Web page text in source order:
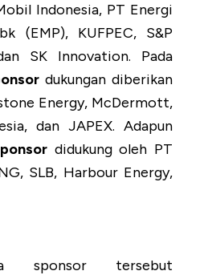
Indonesia, PT Energi
(EMP), KUFPEC, S&P
SK Innovation. Pada
dukungan diberikan
Energy, McDermott,
dan JAPEX. Adapun
didukung oleh PT
SLB, Harbour Energy,
sponsor tersebut